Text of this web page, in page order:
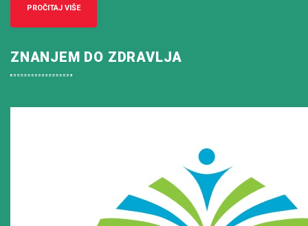
PROČITAJ VIŠE
ZNANJEM DO ZDRAVLJA